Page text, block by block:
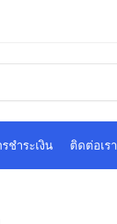
ชำระเงิน ติดต่อเรา